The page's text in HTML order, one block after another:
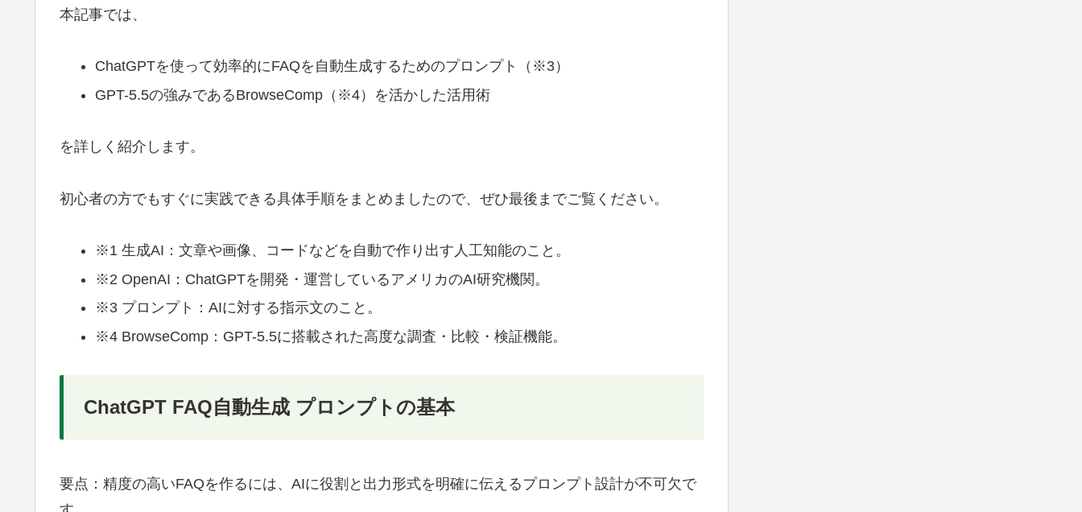
本記事では、
ChatGPTを使って効率的にFAQを自動生成するためのプロンプト（※3）
GPT-5.5の強みであるBrowseComp（※4）を活かした活用術
を詳しく紹介します。
初心者の方でもすぐに実践できる具体手順をまとめましたので、ぜひ最後までご覧ください。
※1 生成AI：文章や画像、コードなどを自動で作り出す人工知能のこと。
※2 OpenAI：ChatGPTを開発・運営しているアメリカのAI研究機関。
※3 プロンプト：AIに対する指示文のこと。
※4 BrowseComp：GPT-5.5に搭載された高度な調査・比較・検証機能。
ChatGPT FAQ自動生成 プロンプトの基本
要点：精度の高いFAQを作るには、AIに役割と出力形式を明確に伝えるプロンプト設計が不可欠で